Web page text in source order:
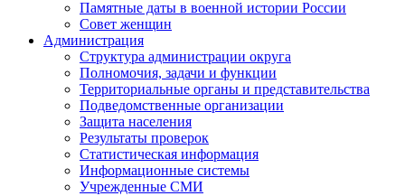
Памятные даты в военной истории России
Совет женщин
Администрация
Структура администрации округа
Полномочия, задачи и функции
Территориальные органы и представительства
Подведомственные организации
Защита населения
Результаты проверок
Статистическая информация
Информационные системы
Учрежденные СМИ